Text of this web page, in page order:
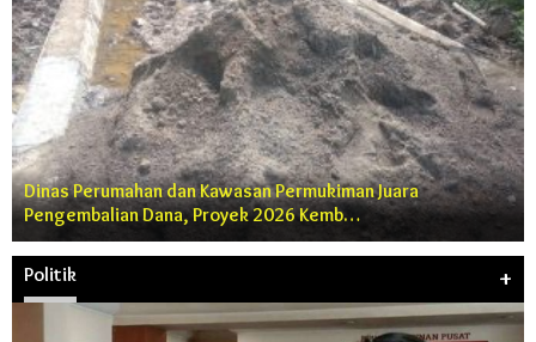
Dinas Perumahan dan Kawasan Permukiman Juara
Pengembalian Dana, Proyek 2026 Kemb…
Politik +